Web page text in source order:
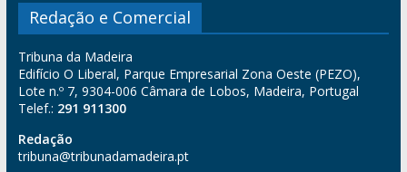
Redação e Comercial
Tribuna da Madeira
Edifício O Liberal, Parque Empresarial Zona Oeste (PEZO),
Lote n.º 7, 9304-006 Câmara de Lobos, Madeira, Portugal
Telef.: 291 911300
Redação
tribuna@tribunadamadeira.pt